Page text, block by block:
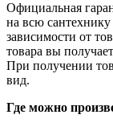
Официальная
на всю сантехнику
зависимости от
товара вы
При получении
вид.
Где можно